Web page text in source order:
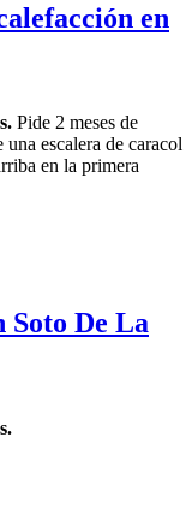
en
Pide 2 meses de
escalera de caracol
en la primera
Soto De La